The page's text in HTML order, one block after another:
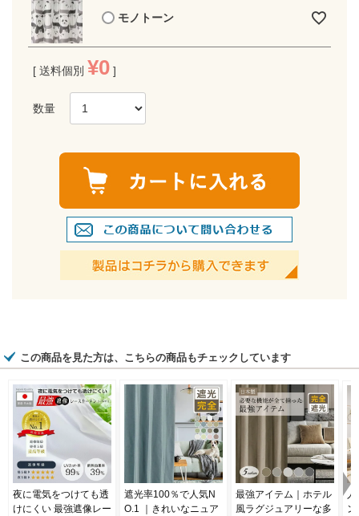
モノトーン
送料個別 ¥0
この商品を見た方は、こちらの商品もチェックしています
夜に電気をつけても透
けにくい 最強遮像レー
遮光率100％で人気N
O.1 ｜きれいなニュア
最強アイテム｜ホテル
風ラグジュアリーな多
ン